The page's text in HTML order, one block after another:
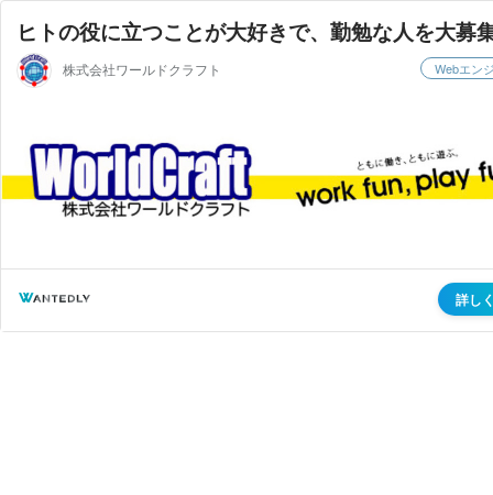
ヒトの役に立つことが大好きで、勤勉な人を大募
株式会社ワールドクラフト Webエン
詳し